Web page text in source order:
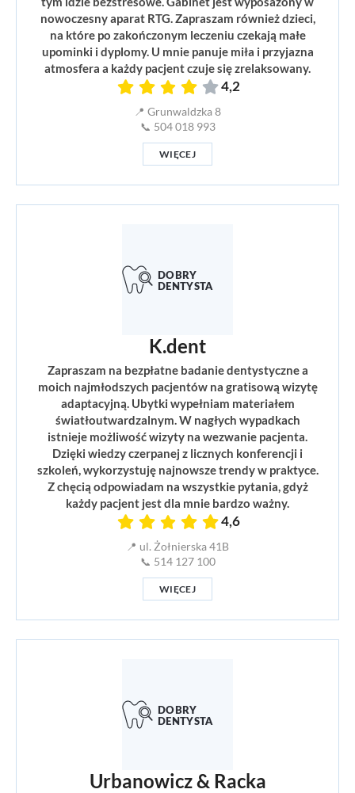
nowoczesny aparat RTG. Zapraszam również dzieci,
na które po zakończonym leczeniu czekają małe
upominki i dyplomy. U mnie panuje miła i przyjazna
atmosfera a każdy pacjent czuje się zrelaksowany.
4,2
📍 Grunwaldzka 8
📞 504 018 993
WIĘCEJ
K.dent
Zapraszam na bezpłatne badanie dentystyczne a
moich najmłodszych pacjentów na gratisową wizytę
adaptacyjną. Ubytki wypełniam materiałem
światłoutwardzalnym. W nagłych wypadkach
istnieje możliwość wizyty na wezwanie pacjenta.
Dzięki wiedzy czerpanej z licznych konferencji i
szkoleń, wykorzystuję najnowsze trendy w praktyce.
Z chęcią odpowiadam na wszystkie pytania, gdyż
każdy pacjent jest dla mnie bardzo ważny.
4,6
📍 ul. Żołnierska 41B
📞 514 127 100
WIĘCEJ
Urbanowicz & Racka